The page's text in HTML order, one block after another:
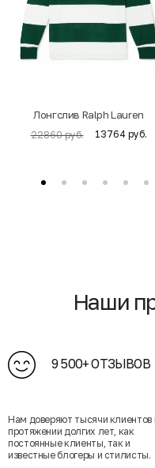
Лонгслив Ralph Lauren
22860 руб. 13764 руб.
Наши
9 500+ ОТЗЫВОВ
Нам доверяют тысячи клиентов
протяжении долгих лет, как
постоянные клиенты, так и
известные блогеры и стилисты.